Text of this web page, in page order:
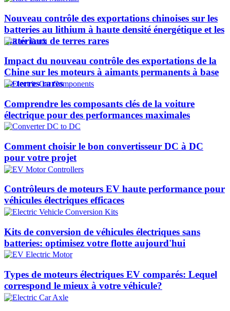
Nouveau contrôle des exportations chinoises sur les
batteries au lithium à haute densité énergétique et les
matériaux de terres rares
Impact du nouveau contrôle des exportations de la
Chine sur les moteurs à aimants permanents à base
de terres rares
Comprendre les composants clés de la voiture
électrique pour des performances maximales
Comment choisir le bon convertisseur DC à DC
pour votre projet
Contrôleurs de moteurs EV haute performance pour
véhicules électriques efficaces
Kits de conversion de véhicules électriques sans
batteries: optimisez votre flotte aujourd'hui
Types de moteurs électriques EV comparés: Lequel
correspond le mieux à votre véhicule?